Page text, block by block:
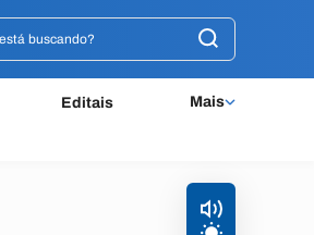
Editais Mais